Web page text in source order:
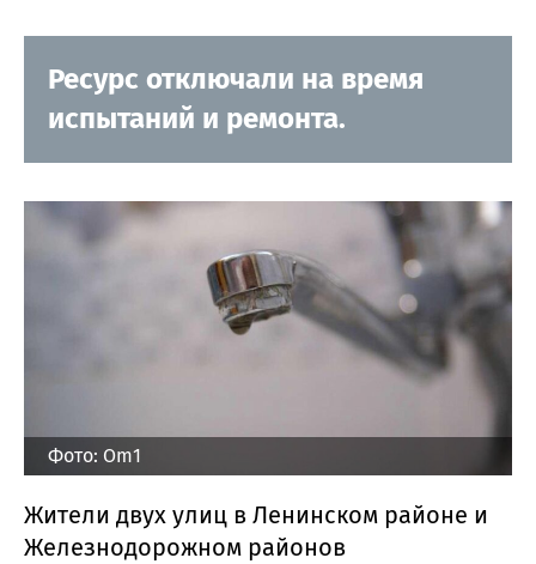
Ресурс отключали на время
испытаний и ремонта.
Фото: Om1
Жители двух улиц в Ленинском районе и
Железнодорожном районов